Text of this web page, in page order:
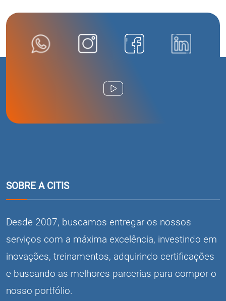
SOBRE A CITIS
Desde 2007, buscamos entregar os nossos
serviços com a máxima excelência, investindo em
inovações, treinamentos, adquirindo certificações
e buscando as melhores parcerias para compor o
nosso portfólio.